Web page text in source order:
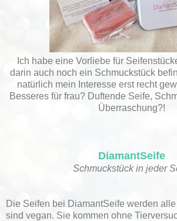
Ich habe eine Vorliebe für
darin auch noch ein Schmuckstück
natürlich mein Interesse erst recht
Besseres für frau? Duftende Seife,
Überraschung?!
DiamantSeife
Schmuckstück in jeder
Die Seifen bei DiamantSeife werden
sind vegan. Sie kommen ohne